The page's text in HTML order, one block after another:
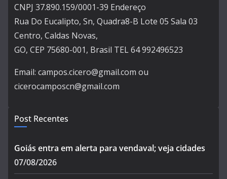
CNPJ 37.890.159/0001-39 Endereço
Rua Do Eucalipto, Sn, Quadra8-B Lote 05 Sala 03
Centro, Caldas Novas,
GO, CEP 75680-001, Brasil TEL 64 992496523
Email: campos.cicero@gmail.com ou
cicerocamposcn@gmail.com
Post Recentes
Goiás entra em alerta para vendaval; veja cidades
07/08/2026